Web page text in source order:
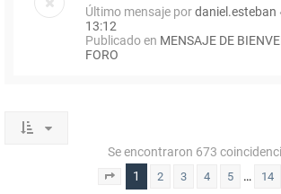
Último mensaje pordaniel.esteban
13:12
Publicado en MENSAJE DE
FORO
Se encontraron 673
Página 1de 14
1 2 3 4 5 … 14